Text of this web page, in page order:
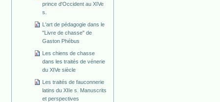
prince d'Occident au XIVe
s.
L'art de pédagogie dans le
"Livre de chasse" de
Gaston Phébus
Les chiens de chasse
dans les traités de vénerie
du XIVe siècle
Les traités de fauconnerie
latins du XIIe s. Manuscrits
et perspectives